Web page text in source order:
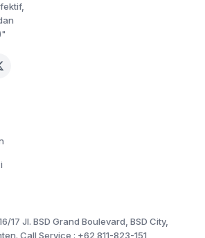
17 Jl. BSD Grand Boulevard, BSD City,
Call Service : +62 811-823-151